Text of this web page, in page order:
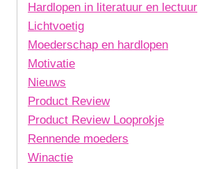
Hardlopen in literatuur en lectuur
Lichtvoetig
Moederschap en hardlopen
Motivatie
Nieuws
Product Review
Product Review Looprokje
Rennende moeders
Winactie